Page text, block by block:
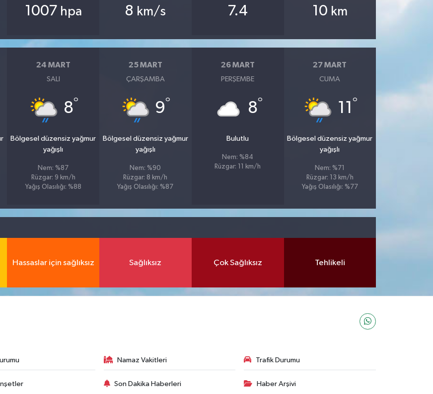
1007 hpa 8 km/s 7.4 10 km
24 MART
SALI
8°
Bölgesel düzensiz yağmur
yağışlı
Nem: %87
Rüzgar: 9 km/h
Yağış Olasılığı: %88
25 MART
ÇARŞAMBA
9°
Bölgesel düzensiz yağmur
yağışlı
Nem: %90
Rüzgar: 8 km/h
Yağış Olasılığı: %87
26 MART
PERŞEMBE
8°
Bulutlu
Nem: %84
Rüzgar: 11 km/h
27 MART
CUMA
11 °
Bölgesel düzensiz yağmur
yağışlı
Nem: %71
Rüzgar: 13 km/h
Yağış Olasılığı: %77
Hassaslar için sağlıksız Sağlıksız Çok Sağlıksız Tehlikeli
Namaz Vakitleri Trafik Durumu
Son Dakika Haberleri Haber Arşivi